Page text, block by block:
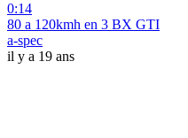
0:14
80 a 120kmh en 3 BX GTI
a-spec
il y a 19 ans